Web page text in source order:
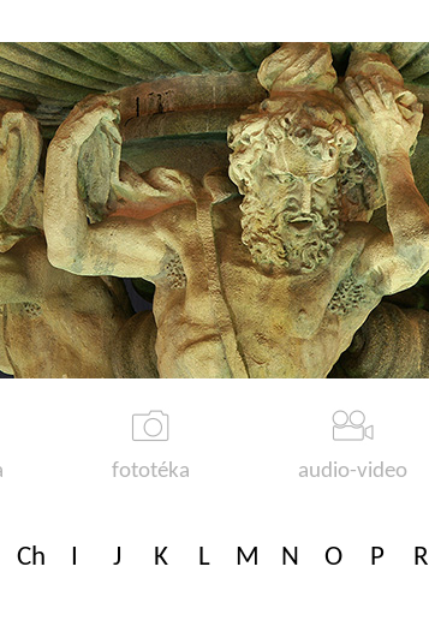
fototéka audio-video
Ch I J K L M N O P R